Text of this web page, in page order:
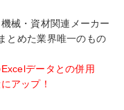
械・資材関連メーカー
とめた業界唯一のもの
データとの併用
アップ！